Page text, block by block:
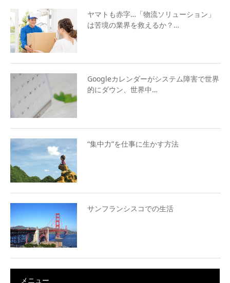
ヤマトも赤字…「物流ソリューション」
は苦境の業界を救えるか？…
Googleカレンダーがシステム障害で世界
的にダウン、世界中…
“集中力”を仕事に生かす方法
サンフランシスコでの生活
メニュー